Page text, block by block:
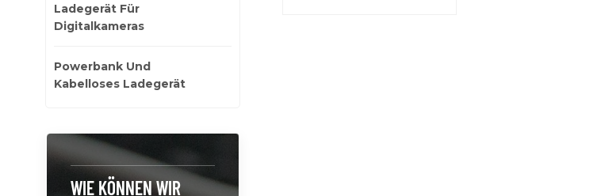
Ladegerät Für
Digitalkameras
Powerbank Und
Kabelloses Ladegerät
WIE KÖNNEN WIR